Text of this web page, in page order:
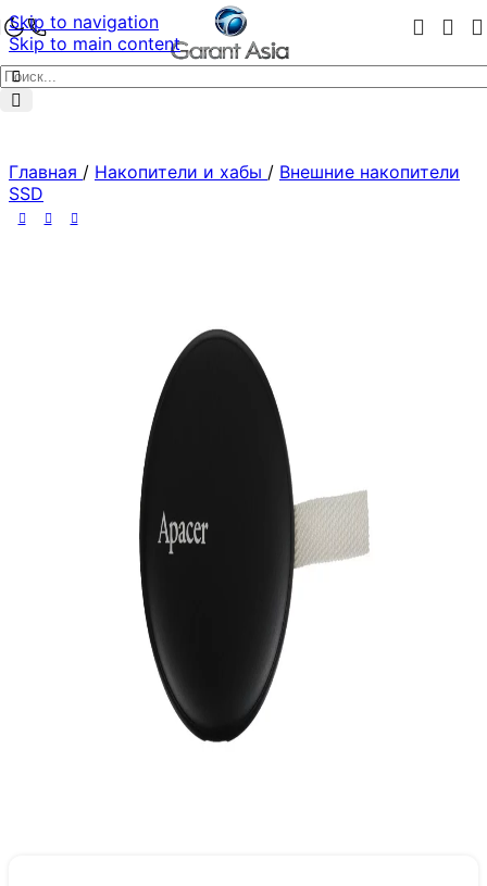
Skip to navigation
Skip to main content
Главная / Накопители и хабы / Внешние накопители
SSD